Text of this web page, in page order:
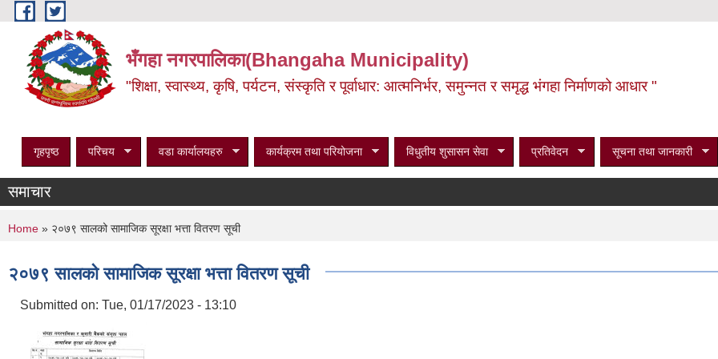
Skip to main content
भँगहा नगरपालिका(Bhangaha Municipality)
"शिक्षा, स्वास्थ्य, कृषि, पर्यटन, संस्कृति र पूर्वाधार: आत्मनिर्भर, समुन्नत र समृद्ध भंगहा निर्माणको आधार "
गृहपृष्ठ परिचय वडा कार्यालयहरु कार्यक्रम तथा परियोजना विधुतीय शुसासन सेवा प्रतिवेदन सूचना तथा जानकारी
समाचार
You are here
Home » २०७९ सालको सामाजिक सूरक्षा भत्ता वितरण सूची
२०७९ सालको सामाजिक सूरक्षा भत्ता वितरण सूची
Submitted on: Tue, 01/17/2023 - 13:10